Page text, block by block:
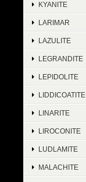
KYANITE
LARIMAR
LAZULITE
LEGRANDITE
LEPIDOLITE
LIDDICOATITE
LINARITE
LIROCONITE
LUDLAMITE
MALACHITE